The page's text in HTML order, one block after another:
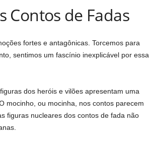
Contos de Fadas
fortes e antagônicas. Torcemos para
sentimos um fascínio inexplicável por essa
dos heróis e vilões apresentam uma
mocinho, ou mocinha, nos contos parecem
figuras nucleares dos contos de fada não